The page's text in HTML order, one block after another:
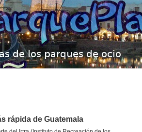
rápida de Guatemala